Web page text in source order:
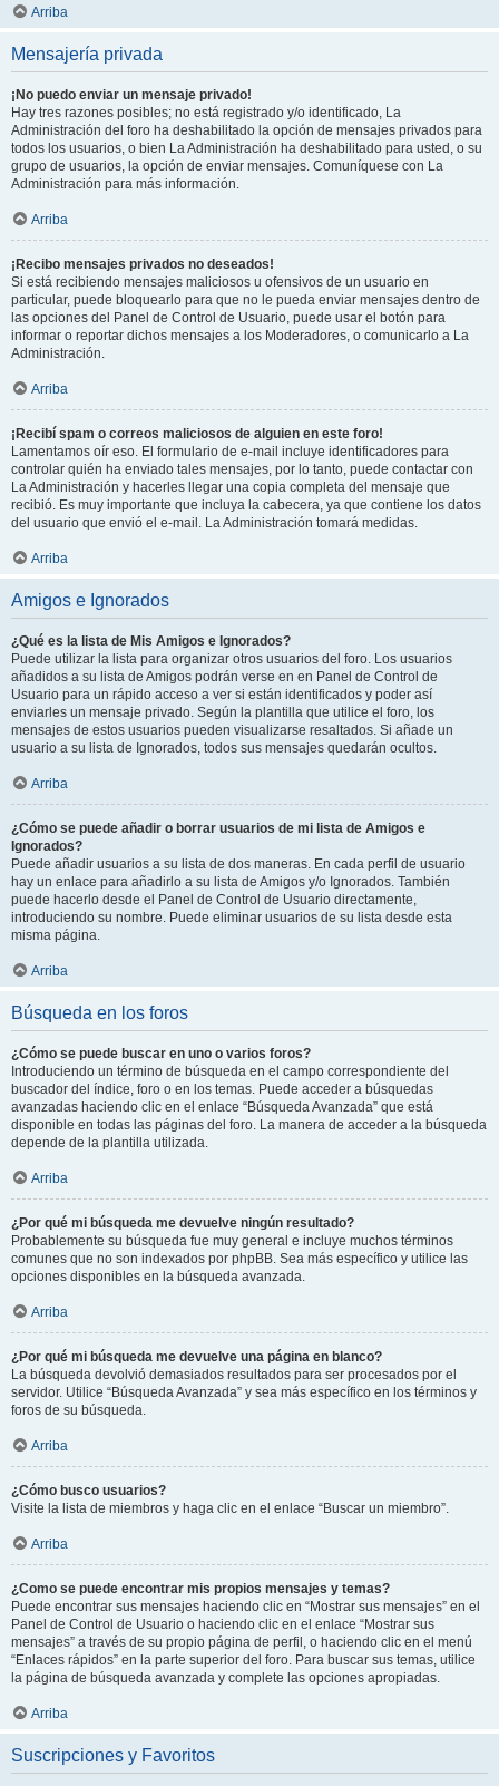
Arriba
Mensajería privada
¡No puedo enviar un mensaje privado!
Hay tres razones posibles; no está registrado y/o identificado, La
Administración del foro ha deshabilitado la opción de mensajes privados para
todos los usuarios, o bien La Administración ha deshabilitado para usted, o su
grupo de usuarios, la opción de enviar mensajes. Comuníquese con La
Administración para más información.
Arriba
¡Recibo mensajes privados no deseados!
Si está recibiendo mensajes maliciosos u ofensivos de un usuario en
particular, puede bloquearlo para que no le pueda enviar mensajes dentro de
las opciones del Panel de Control de Usuario, puede usar el botón para
informar o reportar dichos mensajes a los Moderadores, o comunicarlo a La
Administración.
Arriba
¡Recibí spam o correos maliciosos de alguien en este foro!
Lamentamos oír eso. El formulario de e-mail incluye identificadores para
controlar quién ha enviado tales mensajes, por lo tanto, puede contactar con
La Administración y hacerles llegar una copia completa del mensaje que
recibió. Es muy importante que incluya la cabecera, ya que contiene los datos
del usuario que envió el e-mail. La Administración tomará medidas.
Arriba
Amigos e Ignorados
¿Qué es la lista de Mis Amigos e Ignorados?
Puede utilizar la lista para organizar otros usuarios del foro. Los usuarios
añadidos a su lista de Amigos podrán verse en en Panel de Control de
Usuario para un rápido acceso a ver si están identificados y poder así
enviarles un mensaje privado. Según la plantilla que utilice el foro, los
mensajes de estos usuarios pueden visualizarse resaltados. Si añade un
usuario a su lista de Ignorados, todos sus mensajes quedarán ocultos.
Arriba
¿Cómo se puede añadir o borrar usuarios de mi lista de Amigos e
Ignorados?
Puede añadir usuarios a su lista de dos maneras. En cada perfil de usuario
hay un enlace para añadirlo a su lista de Amigos y/o Ignorados. También
puede hacerlo desde el Panel de Control de Usuario directamente,
introduciendo su nombre. Puede eliminar usuarios de su lista desde esta
misma página.
Arriba
Búsqueda en los foros
¿Cómo se puede buscar en uno o varios foros?
Introduciendo un término de búsqueda en el campo correspondiente del
buscador del índice, foro o en los temas. Puede acceder a búsquedas
avanzadas haciendo clic en el enlace “Búsqueda Avanzada” que está
disponible en todas las páginas del foro. La manera de acceder a la búsqueda
depende de la plantilla utilizada.
Arriba
¿Por qué mi búsqueda me devuelve ningún resultado?
Probablemente su búsqueda fue muy general e incluye muchos términos
comunes que no son indexados por phpBB. Sea más específico y utilice las
opciones disponibles en la búsqueda avanzada.
Arriba
¿Por qué mi búsqueda me devuelve una página en blanco?
La búsqueda devolvió demasiados resultados para ser procesados por el
servidor. Utilice “Búsqueda Avanzada” y sea más específico en los términos y
foros de su búsqueda.
Arriba
¿Cómo busco usuarios?
Visite la lista de miembros y haga clic en el enlace “Buscar un miembro”.
Arriba
¿Como se puede encontrar mis propios mensajes y temas?
Puede encontrar sus mensajes haciendo clic en “Mostrar sus mensajes” en el
Panel de Control de Usuario o haciendo clic en el enlace “Mostrar sus
mensajes” a través de su propio página de perfil, o haciendo clic en el menú
“Enlaces rápidos” en la parte superior del foro. Para buscar sus temas, utilice
la página de búsqueda avanzada y complete las opciones apropiadas.
Arriba
Suscripciones y Favoritos